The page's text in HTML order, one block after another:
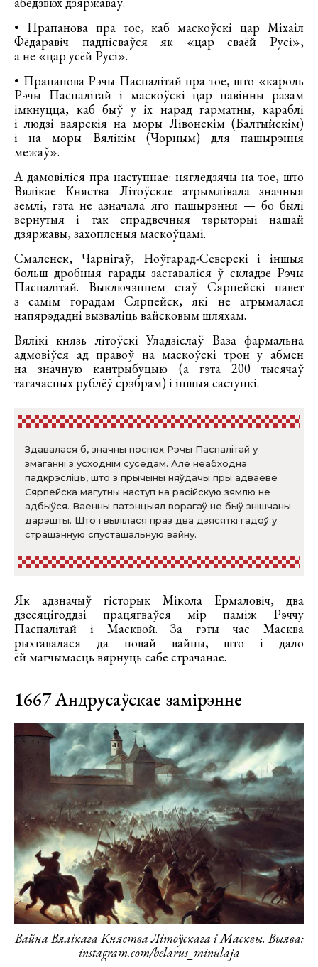
• Прапанова пра тое, каб маскоўскі цар Міхаіл
Фёдаравіч падпісваўся як «цар сваёй Русі»,
а не «цар усёй Русі».
• Прапанова Рэчы Паспалітай пра тое, што «кароль
Рэчы Паспалітай і маскоўскі цар павінны разам
імкнуцца, каб быў у іх нарад гарматны, караблі
і людзі ваярскія на моры Лівонскім (Балтыйскім)
і на моры Вялікім (Чорным) для пашырэння
межаў».
А дамовіліся пра наступнае: нягледзячы на тое, што
Вялікае Княства Літоўскае атрымлівала значныя
землі, гэта не азначала яго пашырэння — бо былі
вернутыя і так спрадвечныя тэрыторыі нашай
дзяржавы, захопленыя маскоўцамі.
Смаленск, Чарнігаў, Ноўгарад-Северскі і іншыя
больш дробныя гарады заставаліся ў складзе Рэчы
Паспалітай. Выключэннем стаў Сярпейскі павет
з самім горадам Сярпейск, які не атрымалася
напярэдадні вызваліць вайсковым шляхам.
Вялікі князь літоўскі Уладзіслаў Ваза фармальна
адмовіўся ад правоў на маскоўскі трон у абмен
на значную кантрыбуцыю (а гэта 200 тысячаў
тагачасных рублёў срэбрам) і іншыя саступкі.
Здавалася б, значны поспех Рэчы Паспалітай у
змаганні з усходнім суседам. Але неабходна
падкрэсліць, што з прычыны няўдачы пры адваёве
Сярпейска магутны наступ на расійскую зямлю не
адбыўся. Ваенны патэнцыял ворагаў не быў знішчаны
дарэшты. Што і вылілася праз два дзясяткі гадоў у
страшэнную спусташальную вайну.
Як адзначыў гісторык Мікола Ермаловіч, два
дзесяцігоддзі працягваўся мір паміж Рэччу
Паспалітай і Масквой. За гэты час Масква
рыхтавалася да новай вайны, што і дало
ёй магчымасць вярнуць сабе страчанае.
1667 Андрусаўскае замірэнне
Вайна Вялікага Княства Літоўскага і Масквы. Выява:
instagram.com/belarus_minulaja